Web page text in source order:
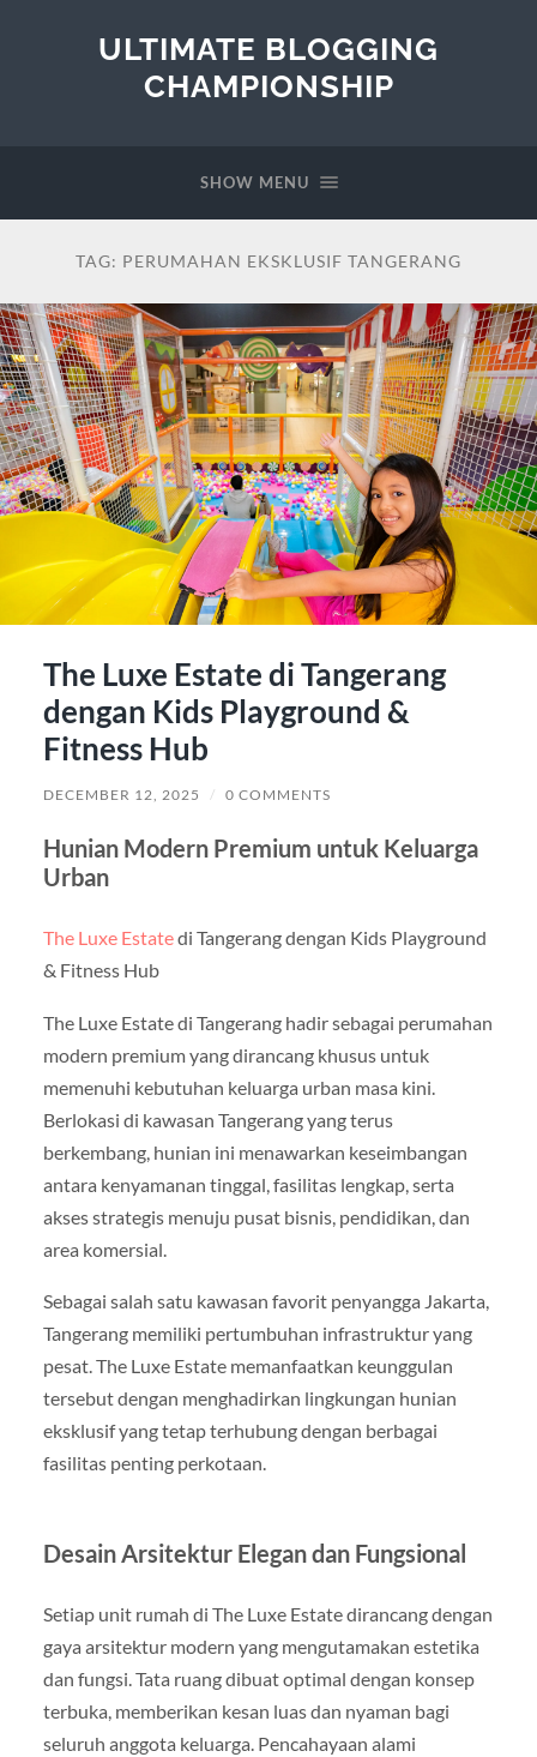
ULTIMATE BLOGGING
CHAMPIONSHIP
SHOW MENU
TAG: PERUMAHAN EKSKLUSIF TANGERANG
The Luxe Estate di Tangerang
dengan Kids Playground &
Fitness Hub
DECEMBER 12, 2025 / 0 COMMENTS
Hunian Modern Premium untuk Keluarga
Urban
The Luxe Estatedi Tangerang dengan Kids Playground
& Fitness Hub
The Luxe Estate di Tangerang hadir sebagai perumahan
modern premium yang dirancang khusus untuk
memenuhi kebutuhan keluarga urban masa kini.
Berlokasi di kawasan Tangerang yang terus
berkembang, hunian ini menawarkan keseimbangan
antara kenyamanan tinggal, fasilitas lengkap, serta
akses strategis menuju pusat bisnis, pendidikan, dan
area komersial.
Sebagai salah satu kawasan favorit penyangga Jakarta,
Tangerang memiliki pertumbuhan infrastruktur yang
pesat. The Luxe Estate memanfaatkan keunggulan
tersebut dengan menghadirkan lingkungan hunian
eksklusif yang tetap terhubung dengan berbagai
fasilitas penting perkotaan.
Desain Arsitektur Elegan dan Fungsional
Setiap unit rumah di The Luxe Estate dirancang dengan
gaya arsitektur modern yang mengutamakan estetika
dan fungsi. Tata ruang dibuat optimal dengan konsep
terbuka, memberikan kesan luas dan nyaman bagi
seluruh anggota keluarga. Pencahayaan alami